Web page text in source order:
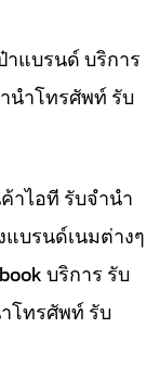
าแบรนด์ บริการ
นำโทรศัพท์ รับ
าไอที รับจำนำ
บรนด์เนมต่างๆ
บริการ รับ
โทรศัพท์ รับ